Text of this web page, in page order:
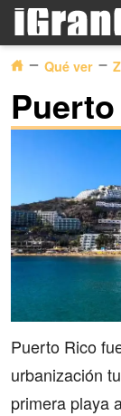
Qué ver
Puerto Rico
urbanización
primera playa